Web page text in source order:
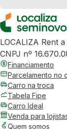
LOCALIZA Rent
CNPJ nº
Financiamento
Parcelamento no
Carro na troca
Tabela Fipe
Carro Ideal
Venda para
Quem somos